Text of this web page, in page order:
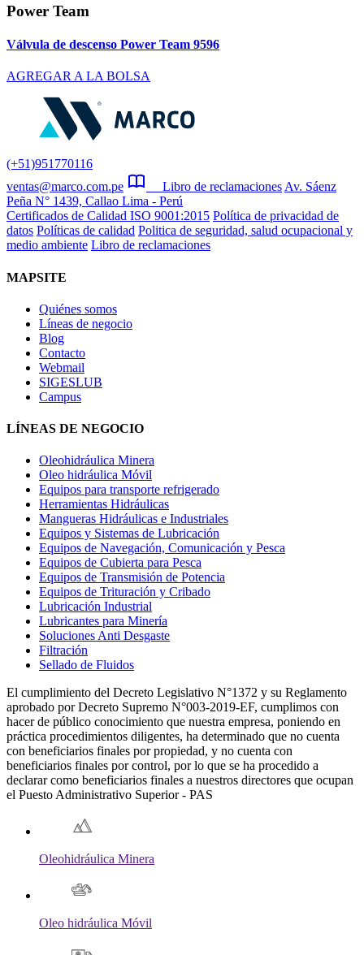
Power Team
Válvula de descenso Power Team 9596
AGREGAR A LA BOLSA
(+51)951770116
ventas@marco.com.pe
Libro de reclamaciones Av. Sáenz
Peña N° 1439, Callao Lima - Perú
Certificados de Calidad ISO 9001:2015 Política de privacidad de
datos Políticas de calidad Politica de seguridad, salud ocupacional y
medio ambiente Libro de reclamaciones
MAPSITE
Quiénes somos
Líneas de negocio
Blog
Contacto
Webmail
SIGESLUB
Campus
LÍNEAS DE NEGOCIO
Oleohidráulica Minera
Oleo hidráulica Móvil
Equipos para transporte refrigerado
Herramientas Hidráulicas
Mangueras Hidráulicas e Industriales
Equipos y Sistemas de Lubricación
Equipos de Navegación, Comunicación y Pesca
Equipos de Cubierta para Pesca
Equipos de Transmisión de Potencia
Equipos de Trituración y Cribado
Lubricación Industrial
Lubricantes para Minería
Soluciones Anti Desgaste
Filtración
Sellado de Fluidos
El cumplimiento del Decreto Legislativo N°1372 y su Reglamento
aprobado por Decreto Supremo N°003-2019-EF, cumplimos con
hacer de público conocimiento que nuestra empresa, poniendo en
práctica procedimientos diligentes, ha determinado que no cuenta
con beneficiarios finales por propiedad, y no cuenta con
beneficiarios finales por control, por lo que se ha procedido a
declarar como beneficiarios finales a nuestros directores que ocupan
el Puesto Administrativo Superior - PAS
Oleohidráulica Minera
Oleo hidráulica Móvil